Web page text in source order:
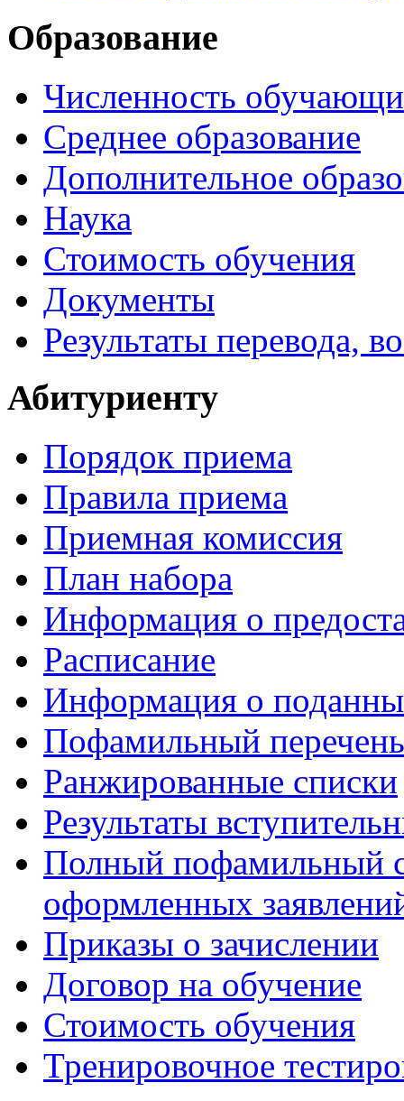
Образование
Численность
Среднее образование
Дополнительное
Наука
Стоимость обучения
Документы
Результаты перевода,
Абитуриенту
Порядок приема
Правила приема
Приемная комиссия
План набора
Информация о
Расписание
Информация о
Пофамильный
Ранжированные списки
Результаты
Полный пофамильный
оформленных
Приказы о зачислении
Договор на обучение
Стоимость обучения
Тренировочное